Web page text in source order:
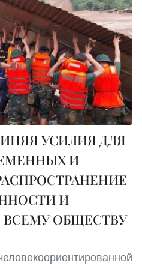
УСИЛИЯ ДЛЯ
И
И
ОБЩЕСТВУ